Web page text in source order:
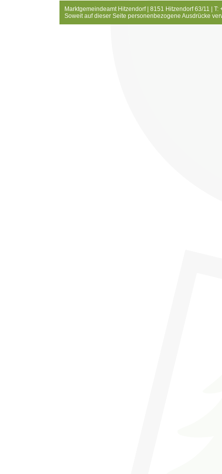
Marktgemeindeamt Hitzendorf | 8151 Hitzendorf 63/11 |
Soweit auf dieser Seite personenbezogene Ausdrücke